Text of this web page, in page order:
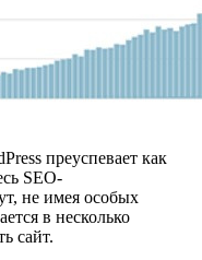
преуспевает как
SEO-
не имея особых
в несколько
сайт.